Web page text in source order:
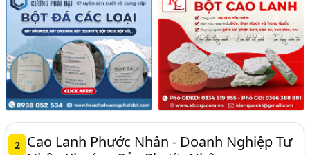
2
Cao Lanh Phước Nhân - Doanh Nghiệp Tư